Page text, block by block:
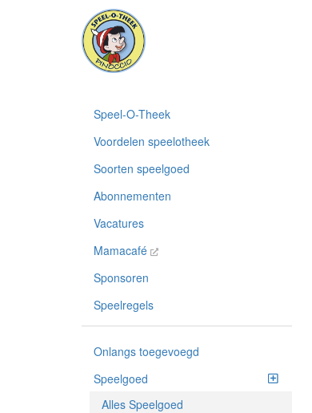
Speel-O-Theek
Voordelen speelotheek
Soorten speelgoed
Abonnementen
Vacatures
Mamacafé
Sponsoren
Speelregels
Onlangs toegevoegd
Speelgoed
Alles Speelgoed